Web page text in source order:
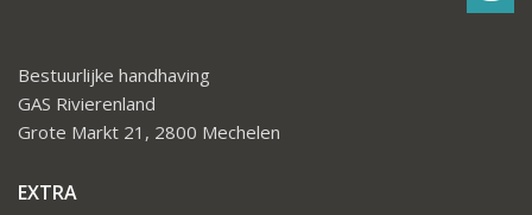
Bestuurlijke handhaving
GAS Rivierenland
Grote Markt 21, 2800 Mechelen
EXTRA